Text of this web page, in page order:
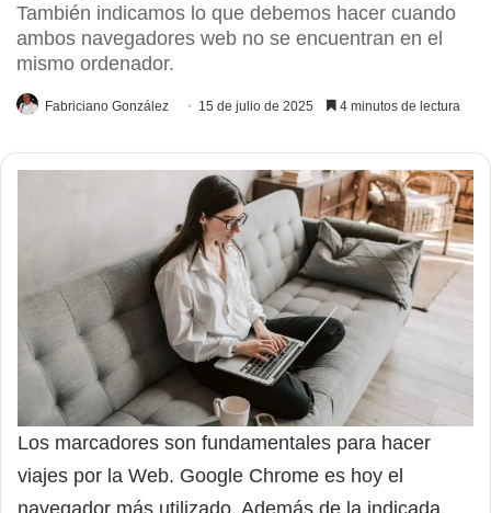
También indicamos lo que debemos hacer cuando
ambos navegadores web no se encuentran en el
mismo ordenador.
Fabriciano González 15 de julio de 2025 4 minutos de lectura
Los marcadores son fundamentales para hacer
viajes por la Web. Google Chrome es hoy el
navegador más utilizado. Además de la indicada